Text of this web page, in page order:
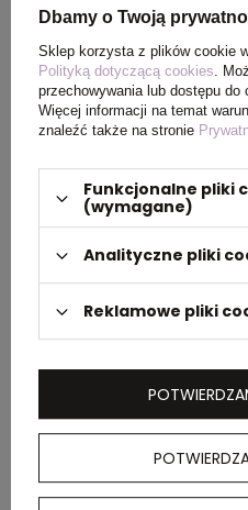
PAKOWANIE
Wymiary
kartonu
zewnętrznego
38
33
Waga
zewnętrznego
12
Damska koszulka polo
rękawem oferuje
wygląd i jest
Dbamy o Twoją
Sklep korzysta z plików cookie
Polityką dotyczącą cookies.
przechowywania lub dostępu do
Więcej informacji na temat
znaleźć także na stronie
Funkcjonalne pliki
(wymagane)
Analityczne pliki
Reklamowe pliki